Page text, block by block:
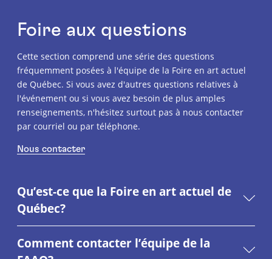
Foire aux questions
Cette section comprend une série des questions
fréquemment posées à l'équipe de la Foire en art actuel
de Québec. Si vous avez d'autres questions relatives à
l'événement ou si vous avez besoin de plus amples
renseignements, n'hésitez surtout pas à nous contacter
par courriel ou par téléphone.
Nous contacter
Qu’est-ce que la Foire en art actuel de
Québec?
Comment contacter l’équipe de la